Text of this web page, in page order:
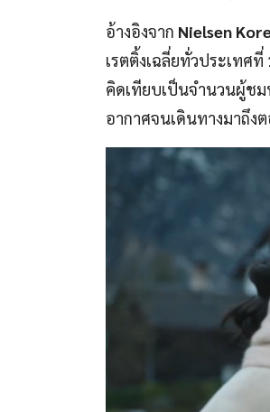
อ้างอิงจาก Nielsen
เรตติ้งเฉลี่ยทั่วประเทศที่
คิดเทียบเป็นจำนวนผู้ชม
อากาศจนเดินทางมาถึง